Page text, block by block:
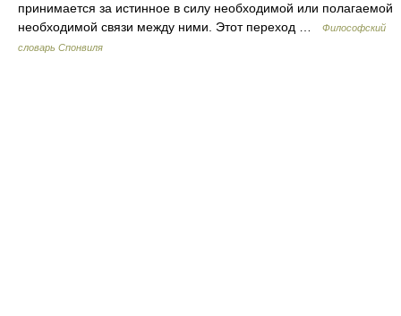
принимается за истинное в силу необходимой или полагаемой
необходимой связи между ними. Этот переход …
Философский
словарь Спонвиля